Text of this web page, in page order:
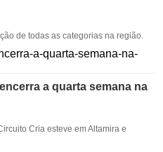
de todas as categorias na região.
a quarta semana na
Cria esteve em Altamira e